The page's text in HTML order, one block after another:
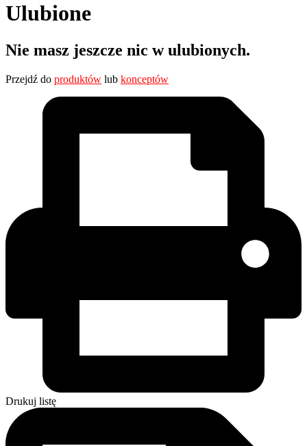
Ulubione
Nie masz jeszcze nic w ulubionych.
Przejdź do produktów lub konceptów
Drukuj listę